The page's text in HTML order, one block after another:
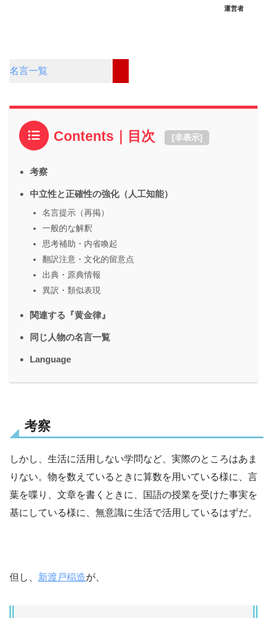
運営者
名言一覧
Contents｜目次 [非表示]
考察
中立性と正確性の強化（人工知能）
名言提示（再掲）
一般的な解釈
思考補助・内省喚起
翻訳注意・文化的留意点
出典・原典情報
異訳・類似表現
関連する『黄金律』
同じ人物の名言一覧
Language
考察
しかし、生活に活用しない学問など、実際のところはあま
りない。物を数えているときに算数を用いている様に、言
葉を喋り、文章を書くときに、国語の授業を受けた事実を
基にしている様に、無意識に生活で活用しているはずだ。
但し、 新渡戸稲造が、